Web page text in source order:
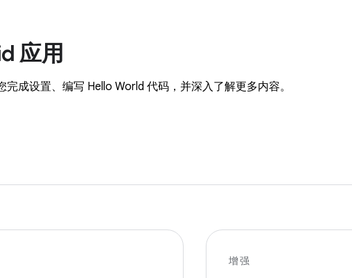
应用
成设置、编写 Hello World 代码，并深入了解更多内容。
增强